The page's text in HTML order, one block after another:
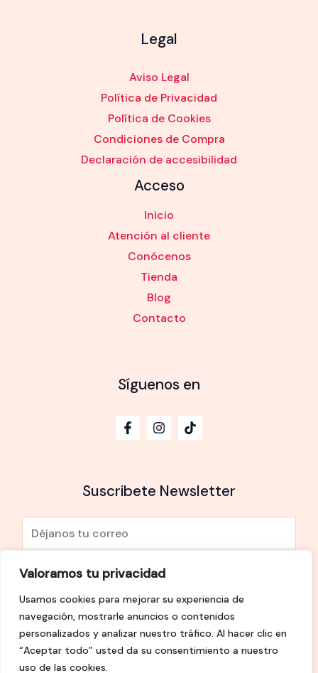
Valoramos tu privacidad
Usamos cookies para mejorar su experiencia de
navegación, mostrarle anuncios o contenidos
personalizados y analizar nuestro tráfico. Al hacer clic en
“Aceptar todo” usted da su consentimiento a nuestro
uso de las cookies.
Legal
Aviso Legal
Política de Privacidad
Política de Cookies
Condiciones de Compra
Declaración de accesibilidad
Acceso
Inicio
Atención al cliente
Conócenos
Tienda
Blog
Contacto
Síguenos en
Suscribete Newsletter
m
a
*
He leído y Acepto lapolítica de privacidad
SUSCRÍBETE